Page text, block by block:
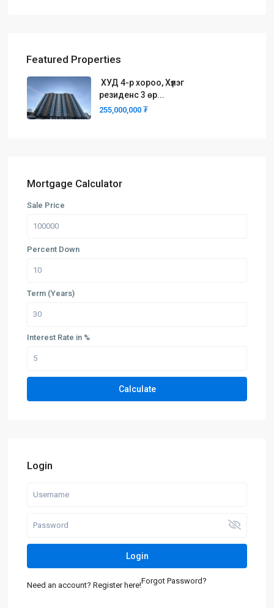
Featured Properties
ХУД 4-р хороо, Хүлэг
резиденс 3 өр...
255,000,000 ₮
Mortgage Calculator
Sale Price
Percent Down
Term (Years)
Interest Rate in %
Calculate
Login
Login
Need an account? Register here!Forgot Password?